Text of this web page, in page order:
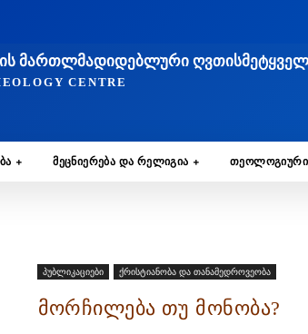
ᲛᲐᲠᲗᲚᲛᲐᲓᲘᲓᲔᲑᲚᲣᲠᲘ
CENTRE
ᲛᲔᲪᲜᲘᲔᲠᲔᲑᲐ ᲓᲐ ᲠᲔᲚᲘᲒᲘᲐ ᲗᲔᲝᲚᲝᲒᲘᲣᲠᲘ
პუბლიკაციები ქრისტიანობა და თანამედროვეობა
მორჩილება თუ მონობა?